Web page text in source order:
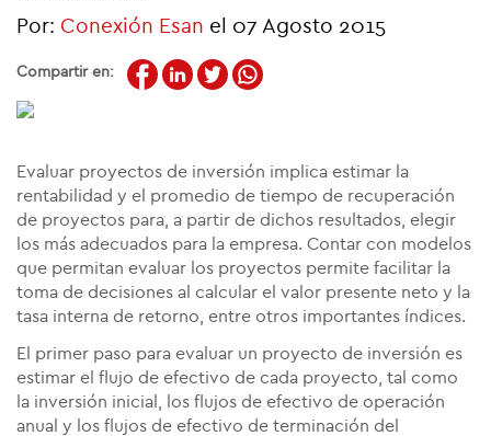
Por: Conexión Esan el 07 Agosto 2015
Compartir en:
Evaluar proyectos de inversión implica estimar la
rentabilidad y el promedio de tiempo de recuperación
de proyectos para, a partir de dichos resultados, elegir
los más adecuados para la empresa. Contar con modelos
que permitan evaluar los proyectos permite facilitar la
toma de decisiones al calcular el valor presente neto y la
tasa interna de retorno, entre otros importantes índices.
El primer paso para evaluar un proyecto de inversión es
estimar el flujo de efectivo de cada proyecto, tal como
la inversión inicial, los flujos de efectivo de operación
anual y los flujos de efectivo de terminación del